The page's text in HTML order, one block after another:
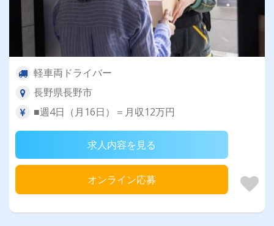
軽車両ドライバー
長野県長野市
■週4日（月16日）＝月収12万円
求人内容を見る
オンライン応募